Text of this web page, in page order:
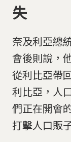
失
奈及利亞總
會後則說，
從利比亞帶
利比亞，人
們正在開會
打擊人口販